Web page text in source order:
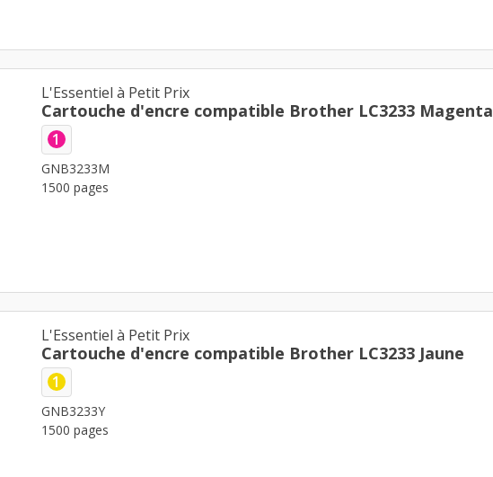
L'Essentiel à Petit Prix
Cartouche d'encre compatible Brother LC3233 Magenta
1
GNB3233M
1500 pages
L'Essentiel à Petit Prix
Cartouche d'encre compatible Brother LC3233 Jaune
1
GNB3233Y
1500 pages